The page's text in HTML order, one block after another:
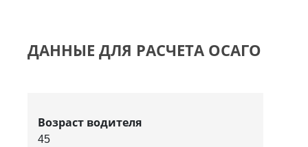
ДАННЫЕ ДЛЯ РАСЧЕТА ОСАГО
Возраст водителя
45